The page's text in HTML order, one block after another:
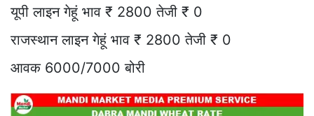
यूपी लाइन गेहूं भाव ₹ 2800 तेजी ₹ 0
राजस्थान लाइन गेहूं भाव ₹ 2800 तेजी ₹ 0
आवक 6000/7000 बोरी